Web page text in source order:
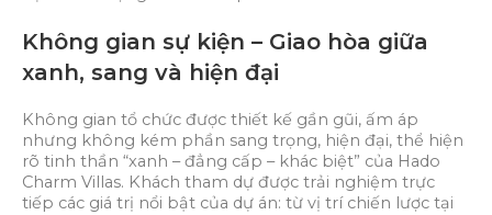
Không gian sự kiện – Giao hòa giữa
xanh, sang và hiện đại
Không gian tổ chức được thiết kế gần gũi, ấm áp
nhưng không kém phần sang trọng, hiện đại, thể hiện
rõ tinh thần “xanh – đẳng cấp – khác biệt” của Hado
Charm Villas. Khách tham dự được trải nghiệm trực
tiếp các giá trị nổi bật của dự án: từ vị trí chiến lược tại